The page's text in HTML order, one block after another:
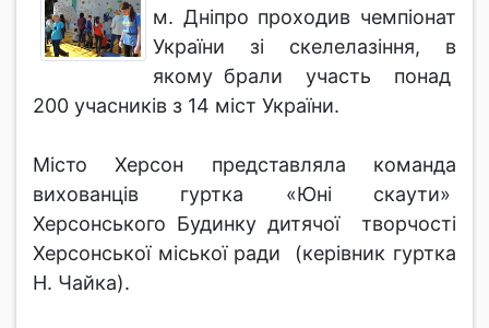
м. Дніпро проходив чемпіонат
України зі скелелазіння, в
якому брали участь понад
200 учасників з 14 міст України.
Місто Херсон представляла команда
вихованців гуртка «Юні скаути»
Херсонського Будинку дитячої творчості
Херсонської міської ради (керівник гуртка
Н. Чайка).